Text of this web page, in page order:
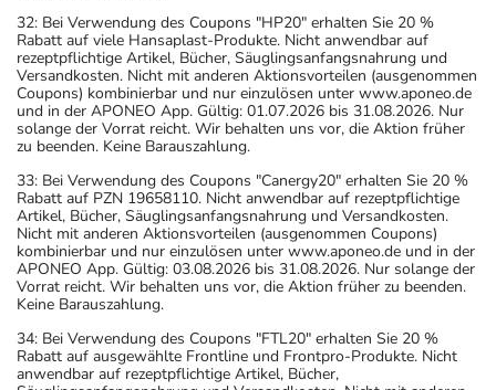
32: Bei Verwendung des Coupons "HP20" erhalten Sie 20 %
Rabatt auf viele Hansaplast-Produkte. Nicht anwendbar auf
rezeptpflichtige Artikel, Bücher, Säuglingsanfangsnahrung und
Versandkosten. Nicht mit anderen Aktionsvorteilen (ausgenommen
Coupons) kombinierbar und nur einzulösen unter www.aponeo.de
und in der APONEO App. Gültig: 01.07.2026 bis 31.08.2026. Nur
solange der Vorrat reicht. Wir behalten uns vor, die Aktion früher
zu beenden. Keine Barauszahlung.
33: Bei Verwendung des Coupons "Canergy20" erhalten Sie 20 %
Rabatt auf PZN 19658110. Nicht anwendbar auf rezeptpflichtige
Artikel, Bücher, Säuglingsanfangsnahrung und Versandkosten.
Nicht mit anderen Aktionsvorteilen (ausgenommen Coupons)
kombinierbar und nur einzulösen unter www.aponeo.de und in der
APONEO App. Gültig: 03.08.2026 bis 31.08.2026. Nur solange der
Vorrat reicht. Wir behalten uns vor, die Aktion früher zu beenden.
Keine Barauszahlung.
34: Bei Verwendung des Coupons "FTL20" erhalten Sie 20 %
Rabatt auf ausgewählte Frontline und Frontpro-Produkte. Nicht
anwendbar auf rezeptpflichtige Artikel, Bücher,